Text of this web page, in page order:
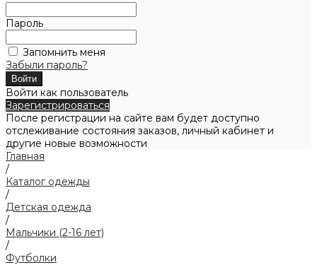
Пароль
Запомнить меня
Забыли пароль?
Войти как пользователь
Зарегистрироваться
После регистрации на сайте вам будет доступно
отслеживание состояния заказов, личный кабинет и
другие новые возможности
Главная
/
Каталог одежды
/
Детская одежда
/
Мальчики (2-16 лет)
/
Футболки